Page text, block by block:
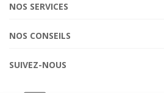
NOS SERVICES
NOS CONSEILS
SUIVEZ-NOUS